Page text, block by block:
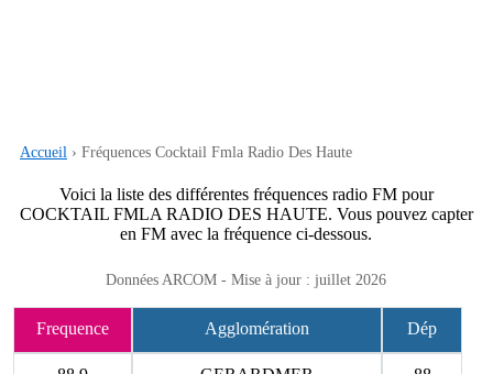
Accueil › Fréquences Cocktail Fmla Radio Des Haute
Voici la liste des différentes fréquences radio FM pour
COCKTAIL FMLA RADIO DES HAUTE. Vous pouvez capter
en FM avec la fréquence ci-dessous.
Données ARCOM - Mise à jour : juillet 2026
Frequence Agglomération Dép